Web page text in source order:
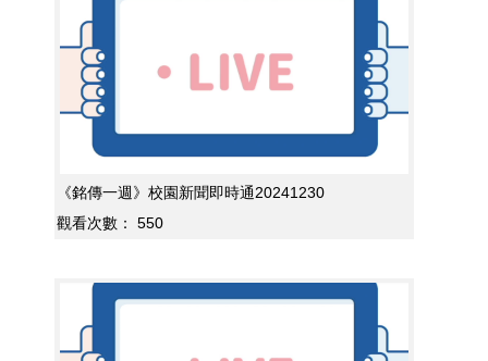
《銘傳一週》校園新聞即時通20241230
觀看次數：
550